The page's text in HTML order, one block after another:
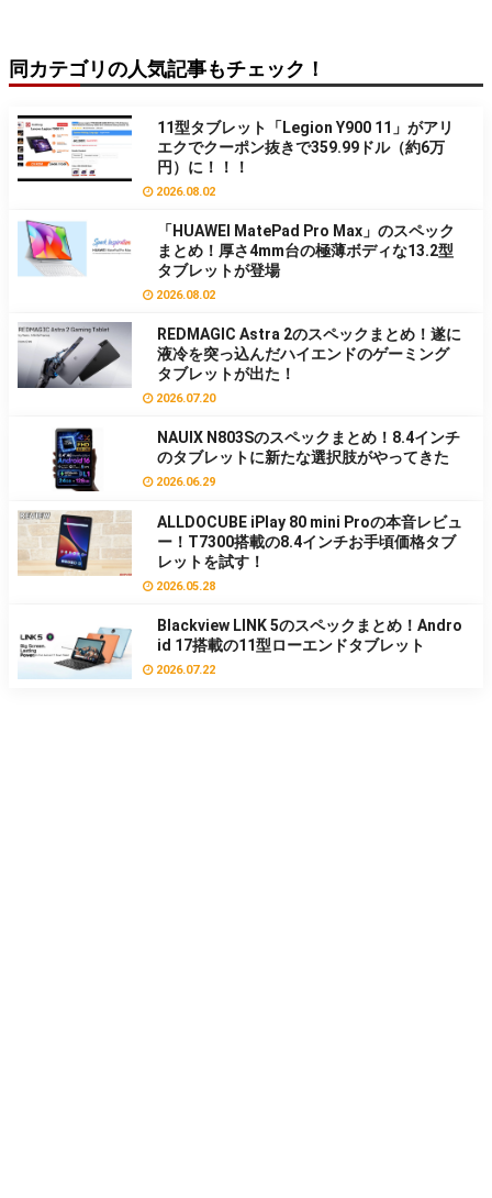
同カテゴリの人気記事もチェック！
11型タブレット「Legion Y900 11」がアリ
エクでクーポン抜きで359.99ドル（約6万
円）に！！！
2026.08.02
「HUAWEI MatePad Pro Max」のスペック
まとめ！厚さ4mm台の極薄ボディな13.2型
タブレットが登場
2026.08.02
REDMAGIC Astra 2のスペックまとめ！遂に
液冷を突っ込んだハイエンドのゲーミング
タブレットが出た！
2026.07.20
NAUIX N803Sのスペックまとめ！8.4インチ
のタブレットに新たな選択肢がやってきた
2026.06.29
ALLDOCUBE iPlay 80 mini Proの本音レビュ
ー！T7300搭載の8.4インチお手頃価格タブ
レットを試す！
2026.05.28
Blackview LINK 5のスペックまとめ！Andro
id 17搭載の11型ローエンドタブレット
2026.07.22